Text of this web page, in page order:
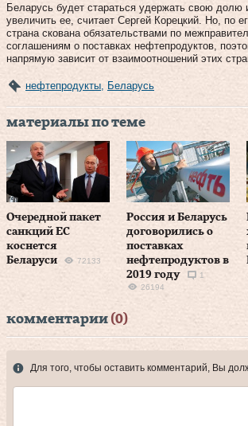
Беларусь будет стараться удержать свою долю
увеличить ее, считает Сергей Корецкий. Но, по
страна скована обязательствами по
соглашениям о поставках нефтепродуктов,
напрямую зависит от взаимоотношений этих
нефтепродукты Беларусь
материалы по теме
Очередной пакет
санкций ЕС
коснется
Беларуси
72133
Россия и Беларусь
договорились о
поставках
нефтепродуктов в
2019 году
1
26194
комментарии (0)
Для того, чтобы оставить комментарий, Вы